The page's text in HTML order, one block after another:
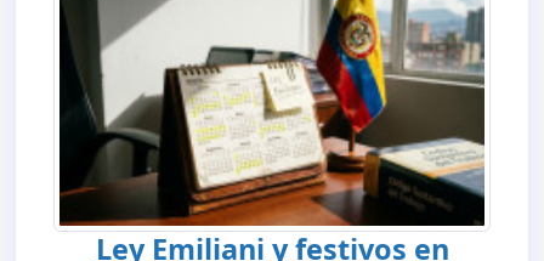
Ley Emiliani y festivos en